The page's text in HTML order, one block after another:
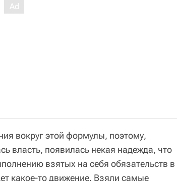
вокруг этой формулы, поэтому,
власть, появилась некая надежда, что
взятых на себя обязательств в
какое-то движение. Взяли самые